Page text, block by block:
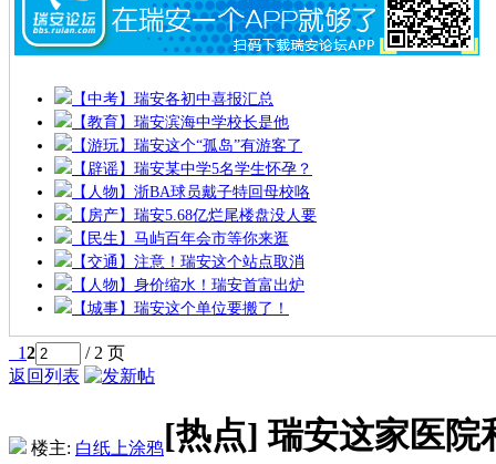
【中考】瑞安各初中喜报汇总
【教育】瑞安滨海中学校长是他
【游玩】瑞安这个“孤岛”有游客了
【辟谣】瑞安某中学5名学生怀孕？
【人物】浙BA球员戴子特回母校咯
【房产】瑞安5.68亿烂尾楼盘没人要
【民生】马屿百年会市等你来逛
【交通】注意！瑞安这个站点取消
【人物】身价缩水！瑞安首富出炉
【城事】瑞安这个单位要搬了！
12
/ 2 页
返回列表
楼主: 白纸上涂鸦[热点]瑞安这家医院